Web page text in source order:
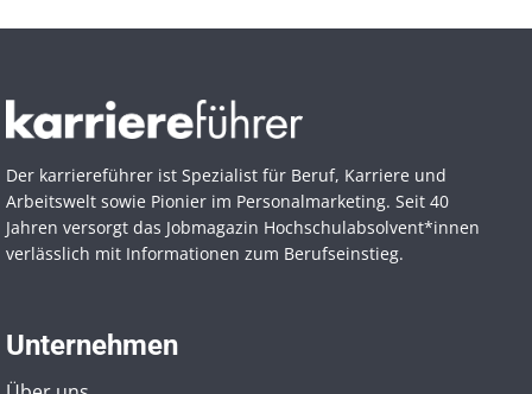
Der karriereführer ist Spezialist für Beruf, Karriere und
Arbeitswelt sowie Pionier im Personal­marketing. Seit 40
Jahren versorgt das Jobmagazin Hochschul­absolvent*innen
verlässlich mit Informationen zum Berufseinstieg.
Unternehmen